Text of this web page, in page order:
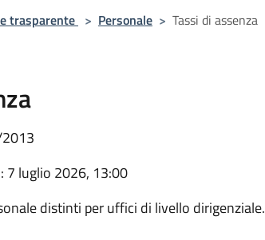
trasparente > Personale > Tassi di assenza
: 7 luglio 2026, 13:00
distinti per uffici di livello dirigenziale.